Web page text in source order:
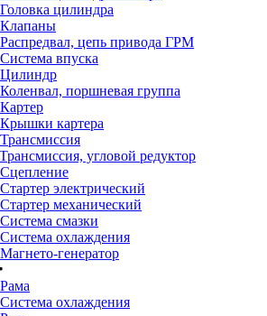
цилиндра
цепь привода ГРМ
впуска
поршневая группа
картера
угловой редуктор
электрический
механический
смазки
охлаждения
генератор
охлаждения